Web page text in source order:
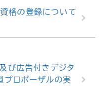
格の登録について
び広告付きデジタ
プロポーザルの実